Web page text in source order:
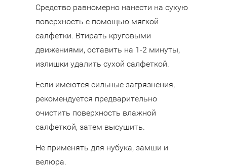
Средство равномерно нанести на сухую
поверхность с помощью мягкой
салфетки. Втирать круговыми
движениями, оставить на 1-2 минуты,
излишки удалить сухой салфеткой.
Если имеются сильные загрязнения,
рекомендуется предварительно
очистить поверхность влажной
салфеткой, затем высушить.
Не применять для нубука, замши и
велюра.